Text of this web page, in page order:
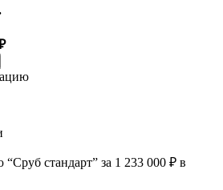
стандарт” за 1 233 000 ₽ в